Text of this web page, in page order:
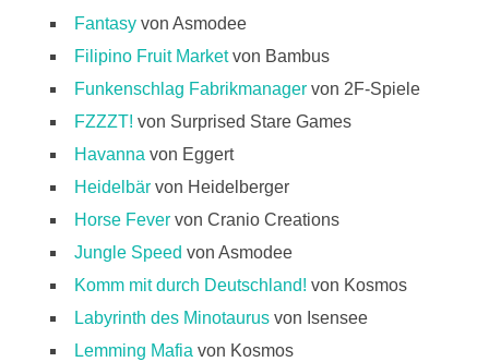
Fantasy von Asmodee
Filipino Fruit Marketvon Bambus
Funkenschlag Fabrikmanager von 2F-Spiele
FZZZT! von Surprised Stare Games
Havanna von Eggert
Heidelbär von Heidelberger
Horse Fever von Cranio Creations
Jungle Speed von Asmodee
Komm mit durch Deutschland! von Kosmos
Labyrinth des Minotaurus von Isensee
Lemming Mafia von Kosmos